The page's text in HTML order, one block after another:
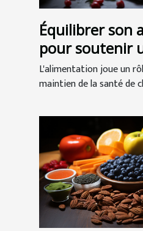
Équilibrer son
pour soutenir
thyroïdienne
L'alimentation joue un
maintien de la santé de